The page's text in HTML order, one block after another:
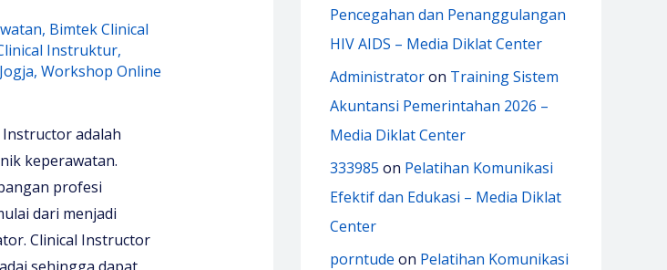
, Bimtek Clinical
Instruktur,
, Workshop Online
Instructor adalah
keperawatan.
profesi
dari menjadi
Clinical Instructor
Pencegahan dan Penanggulangan
HIV AIDS – Media Diklat Center
Administratoron Training Sistem
Akuntansi Pemerintahan 2026 –
Media Diklat Center
333985 on Pelatihan Komunikasi
Efektif dan Edukasi – Media Diklat
Center
porntude on Pelatihan Komunikasi